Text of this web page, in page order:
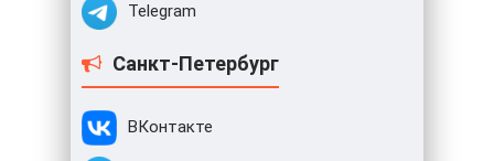
Telegram
Санкт-Петербург
ВКонтакте